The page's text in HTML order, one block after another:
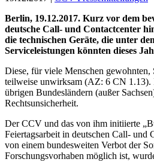
Berlin, 19.12.2017. Kurz vor dem
deutsche Call- und Contactcenter
die technischen Geräte, die unter
Serviceleistungen könnten dieses
Diese, für viele Menschen
teilweise unwirksam (AZ: 6 CN 1.13).
übrigen Bundesländern (außer
Rechtsunsicherheit.
Der CCV und das von ihm initiierte
Feiertagsarbeit in deutschen Call-
von einem bundesweiten Verbot der
Forschungsvorhaben möglich ist,